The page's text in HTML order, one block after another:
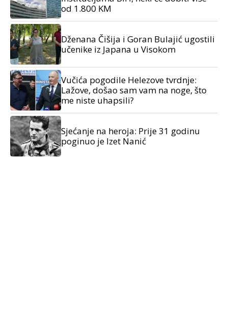
od 1.800 KM
Dženana Čišija i Goran Bulajić ugostili
učenike iz Japana u Visokom
Vučića pogodile Helezove tvrdnje:
Lažove, došao sam vam na noge, što
me niste uhapsili?
Sjećanje na heroja: Prije 31 godinu
poginuo je Izet Nanić